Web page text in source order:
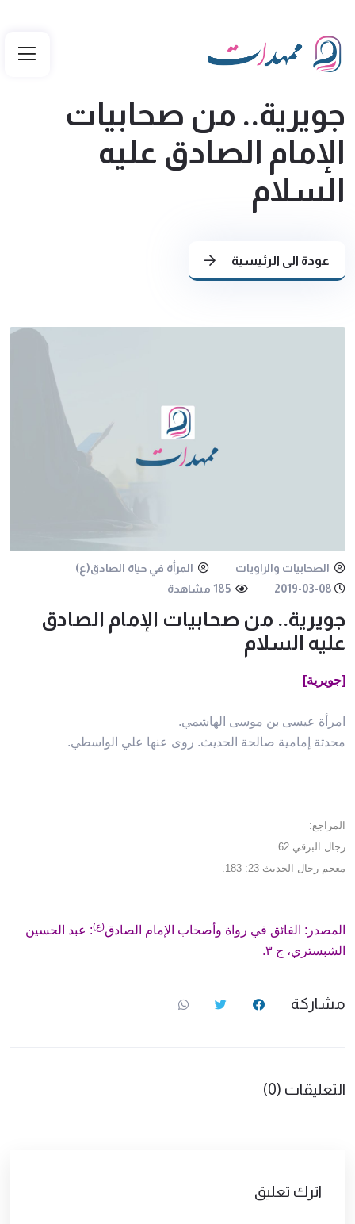
جويرية.. من صحابيات
الإمام الصادق عليه
السلام
عودة الى الرئيسية
الصحابيات والراويات
المرأة في حياة الصادق(ع)
2019-03-08
جويرية.. من صحابيات الإمام الصادق
عليه السلام
[جويرية]
امرأة عيسى بن موسى الهاشمي.
محدثة إمامية صالحة الحديث. روى عنها علي الواسطي.
المراجع:
رجال البرقي 62.
معجم رجال الحديث 23: 183.
المصدر: الفائق في رواة وأصحاب الإمام الصادق(ع): عبد الحسين
الشبستري، ج ٣.
مشاركة
التعليقات (0)
اترك تعليق